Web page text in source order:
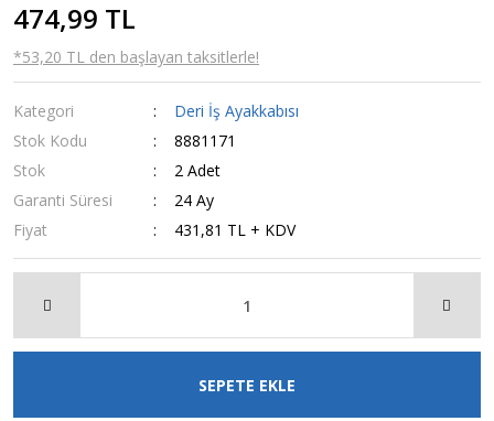
474,99 TL
*53,20 TL den başlayan taksitlerle!
Kategori
Deri İş Ayakkabısı
Stok Kodu
8881171
Stok
2 Adet
Garanti Süresi
24 Ay
Fiyat
431,81 TL + KDV
SEPETE EKLE